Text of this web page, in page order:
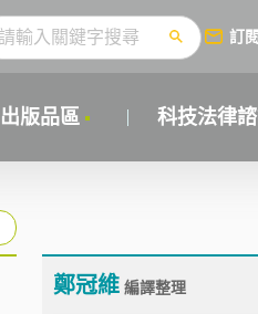
訂
出版品區 科技法律
鄭冠維編譯整理